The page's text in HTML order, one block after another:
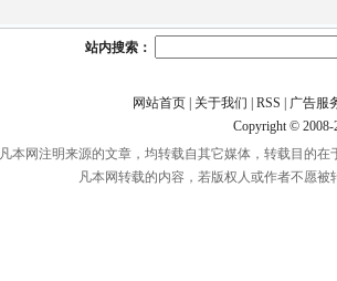
站内搜索：
网站首页| 关于我们 RSS
广告服
Copyright ©
凡本网注明来源的文章，均转载自其它媒体，转载目的
凡本网转载的内容，若版权人或作者不愿